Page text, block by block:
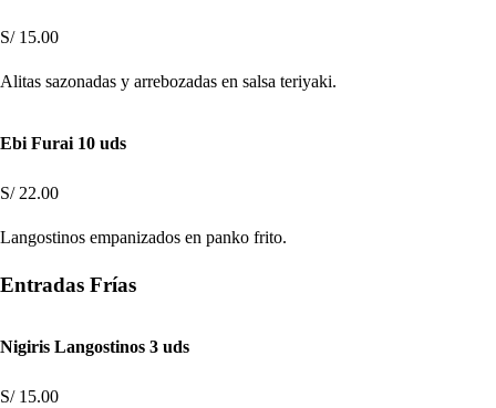
S/ 15.00
Alitas sazonadas y arrebozadas en salsa teriyaki.
Ebi Furai 10 uds
S/ 22.00
Langostinos empanizados en panko frito.
Entradas Frías
Nigiris Langostinos 3 uds
S/ 15.00